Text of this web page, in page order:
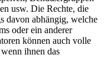
usw. Die Rechte, die
davon abhängig, welche
oder ein anderer
können auch volle
ihnen das